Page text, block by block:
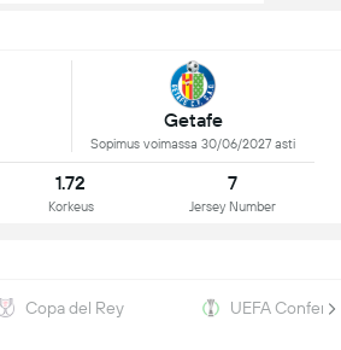
Getafe
Sopimus voimassa 30/06/2027 asti
1.72
Korkeus
7
Jersey Number
Copa del Rey UEFA